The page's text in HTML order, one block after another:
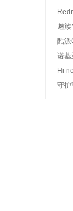
魅族
酷
d
诺基
A
Hi
守护